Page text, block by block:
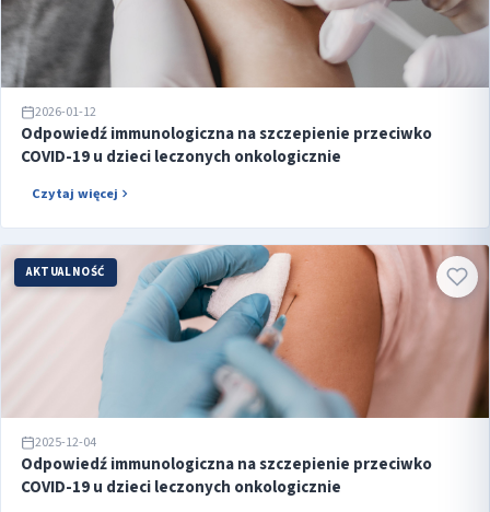
2026-01-12
Odpowiedź immunologiczna na szczepienie przeciwko
COVID-19 u dzieci leczonych onkologicznie
Czytaj więcej
AKTUALNOŚĆ
2025-12-04
Odpowiedź immunologiczna na szczepienie przeciwko
COVID-19 u dzieci leczonych onkologicznie